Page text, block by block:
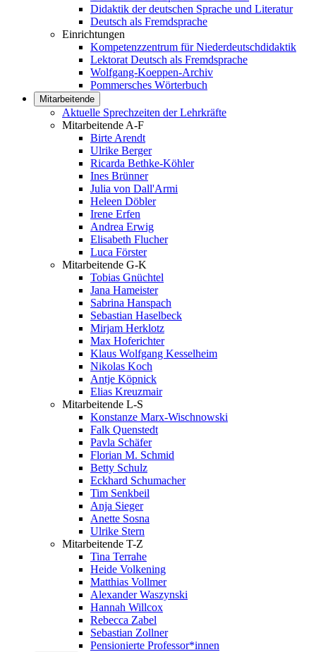
Didaktik der deutschen Sprache und Literatur
Deutsch als Fremdsprache
Einrichtungen
Kompetenzzentrum für Niederdeutschdidaktik
Lektorat Deutsch als Fremdsprache
Wolfgang-Koeppen-Archiv
Pommersches Wörterbuch
Mitarbeitende
Aktuelle Sprechzeiten der Lehrkräfte
Mitarbeitende A-F
Birte Arendt
Ulrike Berger
Ricarda Bethke-Köhler
Ines Brünner
Julia von Dall'Armi
Heleen Döbler
Irene Erfen
Andrea Erwig
Elisabeth Flucher
Luca Förster
Mitarbeitende G-K
Tobias Gnüchtel
Jana Hameister
Sabrina Hanspach
Sebastian Haselbeck
Mirjam Herklotz
Max Hoferichter
Klaus Wolfgang Kesselheim
Nikolas Koch
Antje Köpnick
Elias Kreuzmair
Mitarbeitende L-S
Konstanze Marx-Wischnowski
Falk Quenstedt
Pavla Schäfer
Florian M. Schmid
Betty Schulz
Eckhard Schumacher
Tim Senkbeil
Anja Sieger
Anette Sosna
Ulrike Stern
Mitarbeitende T-Z
Tina Terrahe
Heide Volkening
Matthias Vollmer
Alexander Waszynski
Hannah Willcox
Rebecca Zabel
Sebastian Zollner
Pensionierte Professor*innen